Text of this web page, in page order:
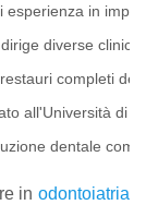
esperienza in
diverse
completi
all'Università di
dentale
in odontoiatria